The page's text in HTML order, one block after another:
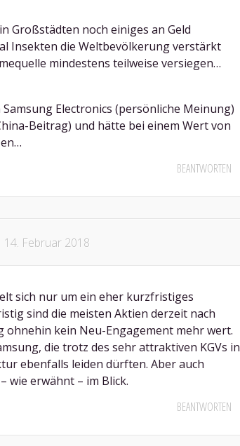
Großstädten noch einiges an Geld
Insekten die Weltbevölkerung verstärkt
mindestens teilweise versiegen…
Samsung Electronics (persönliche Meinung)
Beitrag) und hätte bei einem Wert von
BEANTWORTEN
14. Februar 2018
sich nur um ein eher kurzfristiges
sind die meisten Aktien derzeit nach
ohnehin kein Neu-Engagement mehr wert.
die trotz des sehr attraktiven KGVs in
ebenfalls leiden dürften. Aber auch
wie erwähnt – im Blick.
BEANTWORTEN